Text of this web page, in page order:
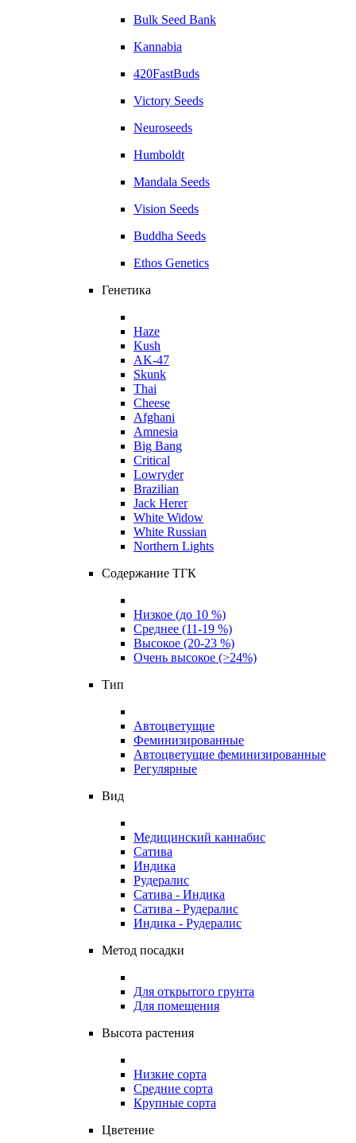
Bulk Seed Bank
Kannabia
420FastBuds
Victory Seeds
Neuroseeds
Humboldt
Mandala Seeds
Vision Seeds
Buddha Seeds
Ethos Genetics
Генетика
Haze
Kush
AK-47
Skunk
Thai
Cheese
Afghani
Amnesia
Big Bang
Critical
Lowryder
Brazilian
Jack Herer
White Widow
White Russian
Northern Lights
Содержание ТГК
Низкое (до 10 %)
Среднее (11-19 %)
Высокое (20-23 %)
Очень высокое (>24%)
Тип
Автоцветущие
Феминизированные
Автоцветущие феминизированные
Регулярные
Вид
Медицинский каннабис
Сатива
Индика
Рудералис
Сатива - Индика
Сатива - Рудералис
Индика - Рудералис
Метод посадки
Для открытого грунта
Для помещения
Высота растения
Низкие сорта
Средние сорта
Крупные сорта
Цветение